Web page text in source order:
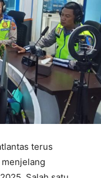
terus